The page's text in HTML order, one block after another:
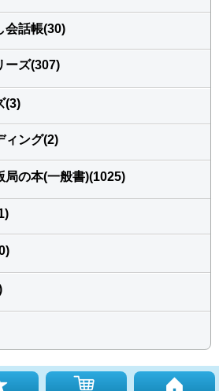
会話帳(30)
ーズ(307)
(3)
ィング(2)
局の本(一般書)(1025)